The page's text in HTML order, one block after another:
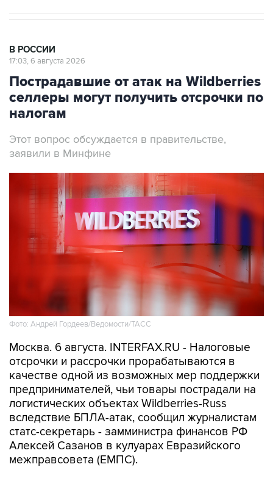
В РОССИИ
17:03, 6 августа 2026
Пострадавшие от атак на Wildberries
селлеры могут получить отсрочки по
налогам
Этот вопрос обсуждается в правительстве,
заявили в Минфине
Фото: Андрей Гордеев/Ведомости/ТАСС
Москва. 6 августа. INTERFAX.RU - Налоговые
отсрочки и рассрочки прорабатываются в
качестве одной из возможных мер поддержки
предпринимателей, чьи товары пострадали на
логистических объектах Wildberries-Russ
вследствие БПЛА-атак, сообщил журналистам
статс-секретарь - замминистра финансов РФ
Алексей Сазанов в кулуарах Евразийского
межправсовета (ЕМПС).